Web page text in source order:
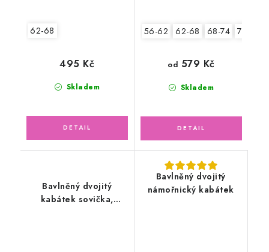
62-68
Skladem
495 Kč
56-62 62-68 68-74 74-80
Skladem
od 579 Kč
Bavlněný dvojitý
kabátek sovička,
Bavlněný dvojitý
námořnický kabátek